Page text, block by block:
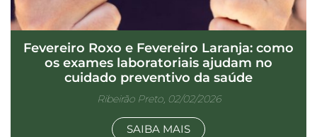
Fevereiro Roxo e Fevereiro Laranja: como
os exames laboratoriais ajudam no
cuidado preventivo da saúde
Ribeirão Preto, 02/02/2026
SAIBA MAIS